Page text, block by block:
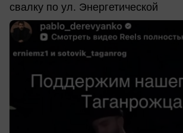
свалку по ул. Энергетической